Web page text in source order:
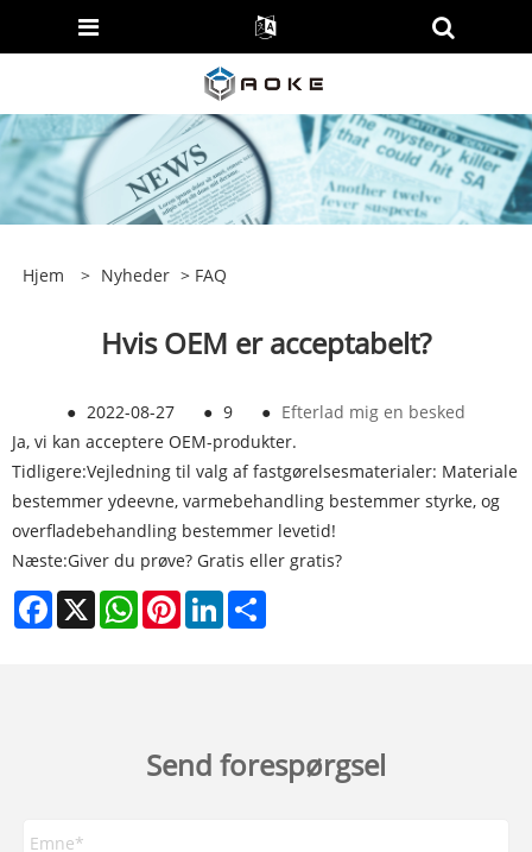
Hjem > Nyheder > FAQ
Hvis OEM er acceptabelt?
● 2022-08-27 ● 9 ● Efterlad mig en besked
Ja, vi kan acceptere OEM-produkter.
Tidligere:Vejledning til valg af fastgørelsesmaterialer: Materiale
bestemmer ydeevne, varmebehandling bestemmer styrke, og
overfladebehandling bestemmer levetid!
Næste:Giver du prøve? Gratis eller gratis?
Facebook
X WhatsAppPinterestLinkedIn
Send forespørgsel